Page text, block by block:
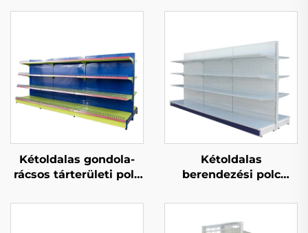
Kétoldalas gondola-
rácsos tárterületi polc
számára YD-S002A
Kétoldalas
berendezési polc